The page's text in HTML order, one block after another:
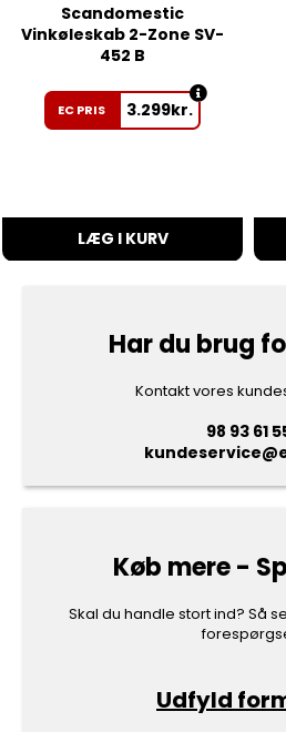
Scandomestic
Vinkøleskab 2-Zone SV-
452 B
EC PRIS 3.299kr.
LÆG I KURV
Har du brug
Kontakt vores
98 93 61
Køb mere -
Skal du handle stort ind? Så
Udfyld